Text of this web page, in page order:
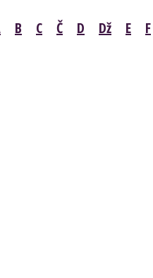
B C Č D Dž E F